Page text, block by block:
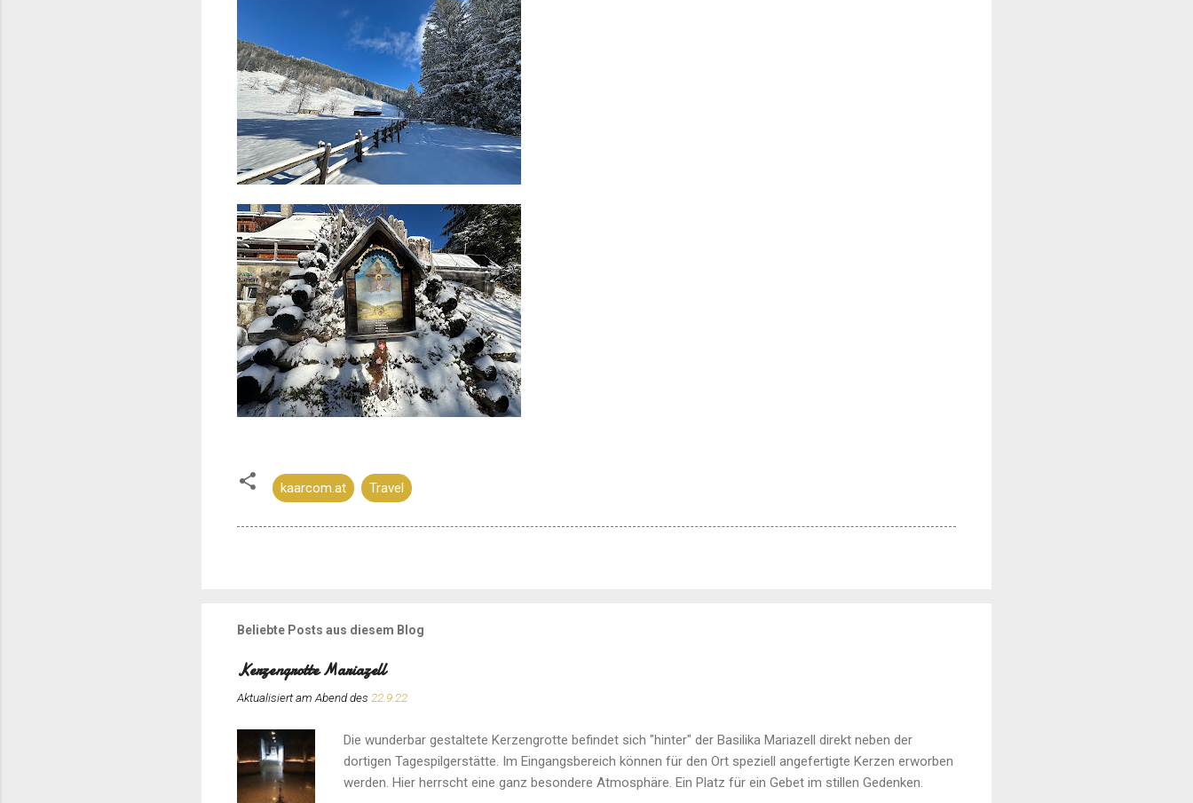
kaarcom.at Travel
Beliebte Posts aus diesem Blog
Kerzengrotte Mariazell
Aktualisiert am Abend des 22.9.22
Die wunderbar gestaltete Kerzengrotte befindet sich "hinter" der Basilika Mariazell direkt neben der
dortigen Tagespilgerstätte. Im Eingangsbereich können für den Ort speziell angefertigte Kerzen erworben
werden. Hier herrscht eine ganz besondere Atmosphäre. Ein Platz für ein Gebet im stillen Gedenken.